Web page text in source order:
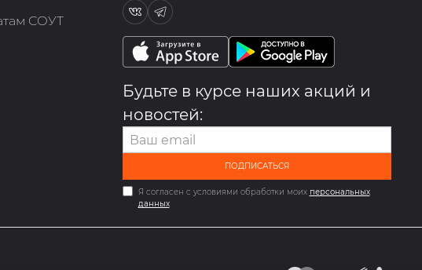
СОУТ
Будьте в курсе наших акций и
новостей:
ПОДПИСАТЬСЯ
Я согласен с условиями обработки моих персональных
данных